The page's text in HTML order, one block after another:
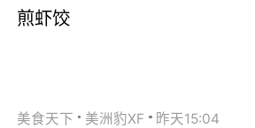
煎虾饺
美食天下 美洲豹XF 昨天15:04